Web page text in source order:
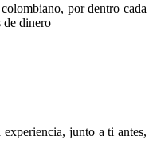
por dentro cada
de dinero
junto a ti antes,